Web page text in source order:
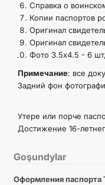
Справка о
Копии паспортов
Оригинал
Оригинал
Фото 3.5х4.5 - 6
Примечание: все
Задний фон
Утерe или порче
Достижение 16-
Goşundylar
Оформления паспорта